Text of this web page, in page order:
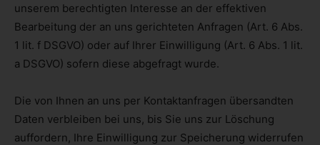
unserem berechtigten Interesse an der effektiven
Bearbeitung der an uns gerichteten Anfragen (Art. 6 Abs.
1 lit. f DSGVO) oder auf Ihrer Einwilligung (Art. 6 Abs. 1 lit.
a DSGVO) sofern diese abgefragt wurde.
Die von Ihnen an uns per Kontaktanfragen übersandten
Daten verbleiben bei uns, bis Sie uns zur Löschung
auffordern, Ihre Einwilligung zur Speicherung widerrufen